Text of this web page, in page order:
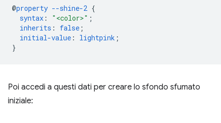
@property --shine-2 {
syntax : "<color>" ;
inherits : false ;
initial-value : lightpink ;
}
Poi accedi a questi dati per creare lo sfondo sfumato
iniziale: